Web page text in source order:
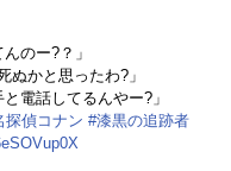
のー?？」
ぬかと思ったわ?」
電話してるんやー?」
探偵コナン #漆黒の追跡者